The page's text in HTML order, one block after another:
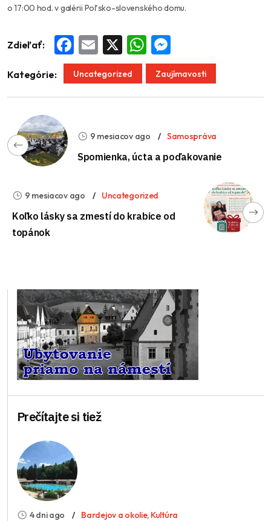
o 17:00 hod. v galérii Poľsko-slovenského domu.
Zdieľať: Facebook
Email WhatsApp
Kategórie: Uncategorized Zaujímavosti
9 mesiacov ago Samospráva
Spomienka, úcta a poďakovanie
9 mesiacov ago Uncategorized
Koľko lásky sa zmestí do krabice od
topánok
Prečítajte si tiež
4 dni ago Bardejov a okolie, Kultúra